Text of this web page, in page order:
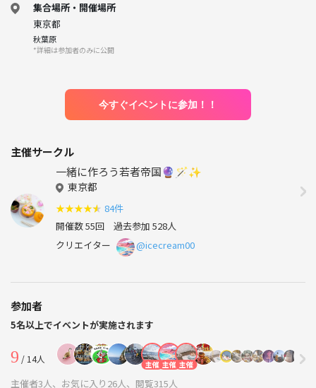
集合場所・開催場所
東京都
秋葉原
*詳細は参加者のみに公開
今すぐイベントに参加！！
主催サークル
一緒に作ろう若者帝国🔮🪄︎︎✨
東京都
★★★★★ 84件
開催数 55回 過去参加 528人
クリエイター
@icecream00
参加者
5名以上でイベントが実施されます
9 / 14人 主催 主催 主催
主催者3人、お気に入り26人、閲覧315人